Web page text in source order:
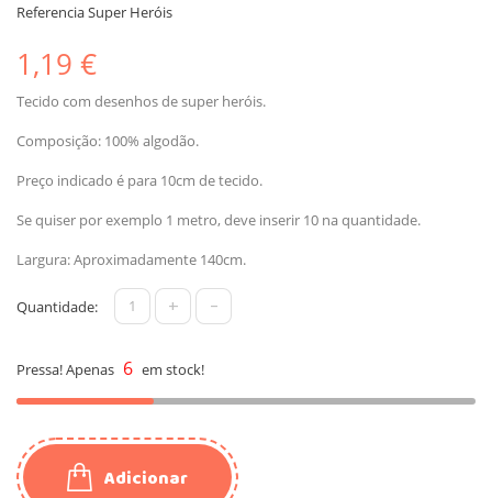
ReferenciaSuper Heróis
1,19 €
Tecido com desenhos de super heróis.
Composição: 100% algodão.
Preço indicado é para 10cm de tecido.
Se quiser por exemplo 1 metro, deve inserir 10 na quantidade.
Largura: Aproximadamente 140cm.
Quantidade: + -
Pressa! Apenas 6 em stock!
Adicionar